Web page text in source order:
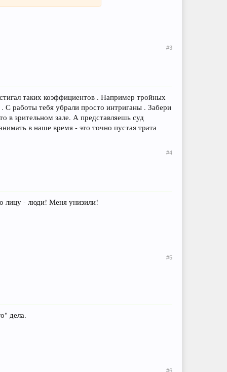
#3
таких коэффициентов . Например тройных
работы тебя убрали просто интриганы . Забери
в зрительном зале. А представляешь суд
в наше время - это точно пустая трата
#4
лицу - люди! Меня унизили!
#5
дела.
#6